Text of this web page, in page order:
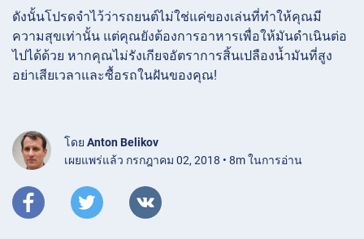
ดังนั้นโปรดจำไว้ว่ารถยนต์ไม่ใช่แค่ของเล่นที่ทำให้คุณมี
ความสุขเท่านั้น แต่คุณยังต้องการอาหารเพื่อให้มันดำเนินต่อ
ไปได้ด้วย หากคุณไม่รังเกียจอัตราการสิ้นเปลืองน้ำมันที่สูง
อย่าเสียเวลาและซื้อรถในฝันของคุณ!
โดย Anton Belikov
เผยแพร่แล้ว กรกฎาคม 02, 2018 • 8m ในการอ่าน